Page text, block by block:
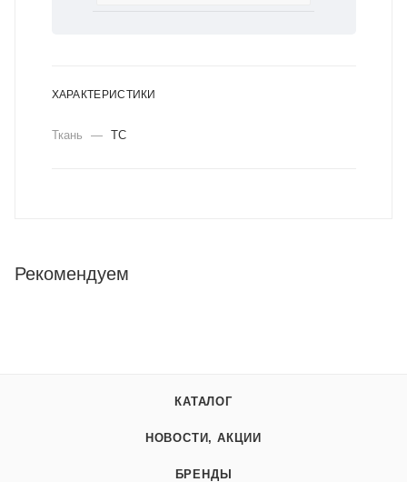
ХАРАКТЕРИСТИКИ
Ткань — ТС
Рекомендуем
КАТАЛОГ
НОВОСТИ, АКЦИИ
БРЕНДЫ